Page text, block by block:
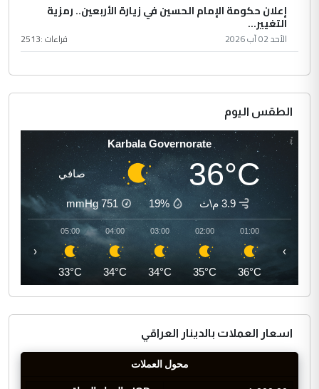
إعلان حكومة الإمام الحسين في زيارة الأربعين.. رمزية
التغيير...
الأحد 02 آب 2026 قراءات :2513
الطقس اليوم
Karbala Governorate
36°C صافي
3.9 م\ث 19%
751
mmHg
01:00
36°C
02:00
35°C
03:00
34°C
04:00
34°C
05:00
33°C
‹ ›
اسعار العملات بالدينار العراقي